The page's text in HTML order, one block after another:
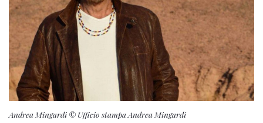
Andrea Mingardi © Ufficio stampa Andrea Mingardi